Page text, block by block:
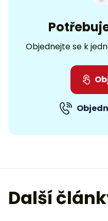
Objednejte se k
Další